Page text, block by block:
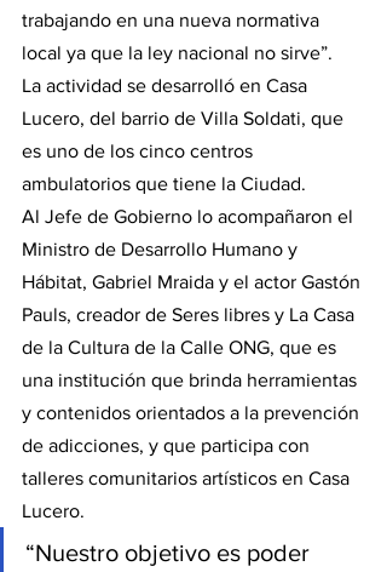
trabajando en una nueva normativa
local ya que la ley nacional no sirve”.
La actividad se desarrolló en Casa
Lucero, del barrio de Villa Soldati, que
es uno de los cinco centros
ambulatorios que tiene la Ciudad.
Al Jefe de Gobierno lo acompañaron el
Ministro de Desarrollo Humano y
Hábitat, Gabriel Mraida y el actor Gastón
Pauls, creador de Seres libres y La Casa
de la Cultura de la Calle ONG, que es
una institución que brinda herramientas
y contenidos orientados a la prevención
de adicciones, y que participa con
talleres comunitarios artísticos en Casa
Lucero.
“Nuestro objetivo es poder